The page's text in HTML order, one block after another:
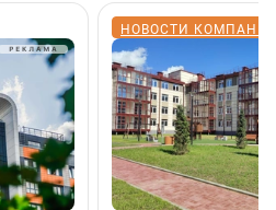
НОВОСТИ